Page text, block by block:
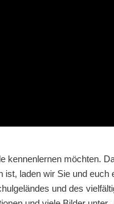
kennenlernen möchten.
laden wir Sie und euch
und des